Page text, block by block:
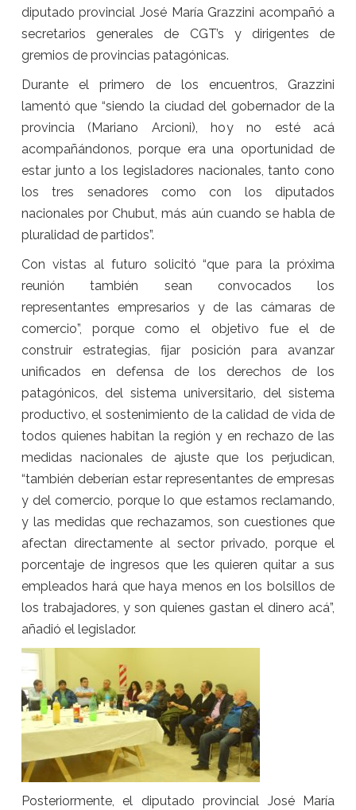
diputado provincial José María Grazzini acompañó a
secretarios generales de CGT’s y dirigentes de
gremios de provincias patagónicas.
Durante el primero de los encuentros, Grazzini
lamentó que “siendo la ciudad del gobernador de la
provincia (Mariano Arcioni), hoy no esté acá
acompañándonos, porque era una oportunidad de
estar junto a los legisladores nacionales, tanto cono
los tres senadores como con los diputados
nacionales por Chubut, más aún cuando se habla de
pluralidad de partidos”.
Con vistas al futuro solicitó “que para la próxima
reunión también sean convocados los
representantes empresarios y de las cámaras de
comercio”, porque como el objetivo fue el de
construir estrategias, fijar posición para avanzar
unificados en defensa de los derechos de los
patagónicos, del sistema universitario, del sistema
productivo, el sostenimiento de la calidad de vida de
todos quienes habitan la región y en rechazo de las
medidas nacionales de ajuste que los perjudican,
“también deberían estar representantes de empresas
y del comercio, porque lo que estamos reclamando,
y las medidas que rechazamos, son cuestiones que
afectan directamente al sector privado, porque el
porcentaje de ingresos que les quieren quitar a sus
empleados hará que haya menos en los bolsillos de
los trabajadores, y son quienes gastan el dinero acá”,
añadió el legislador.
Posteriormente, el diputado provincial José María